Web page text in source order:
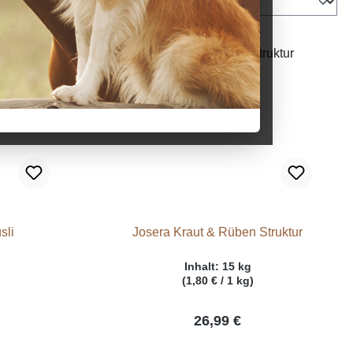
Josera Kraut & Rüben Struktur
Inhalt: 15 kg
(1,80 € / 1 kg)
26,99 €